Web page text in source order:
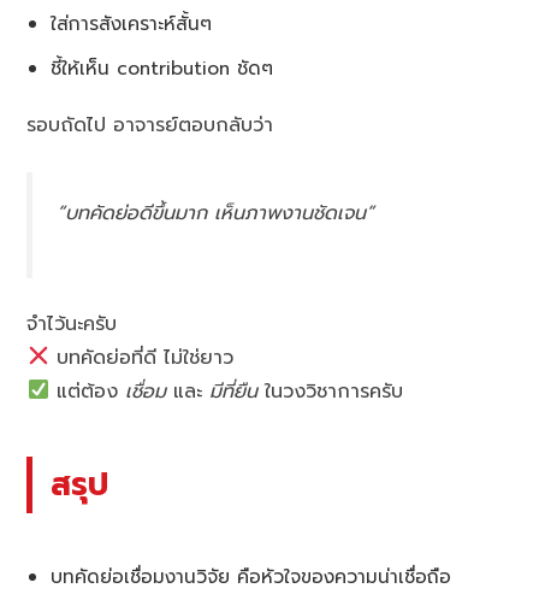
ใส่การสังเคราะห์สั้นๆ
ชี้ให้เห็น contribution ชัดๆ
รอบถัดไป อาจารย์ตอบกลับว่า
“บทคัดย่อดีขึ้นมาก เห็นภาพงานชัดเจน”
จำไว้นะครับ
บทคัดย่อที่ดี ไม่ใช่ยาว
แต่ต้อง เชื่อมและ มีที่ยืนในวงวิชาการครับ
สรุป
บทคัดย่อเชื่อมงานวิจัย คือหัวใจของความน่าเชื่อถือ